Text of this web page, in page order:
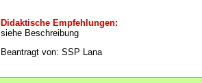
Didaktische Empfehlungen:
siehe Beschreibung
Beantragt von: SSP Lana